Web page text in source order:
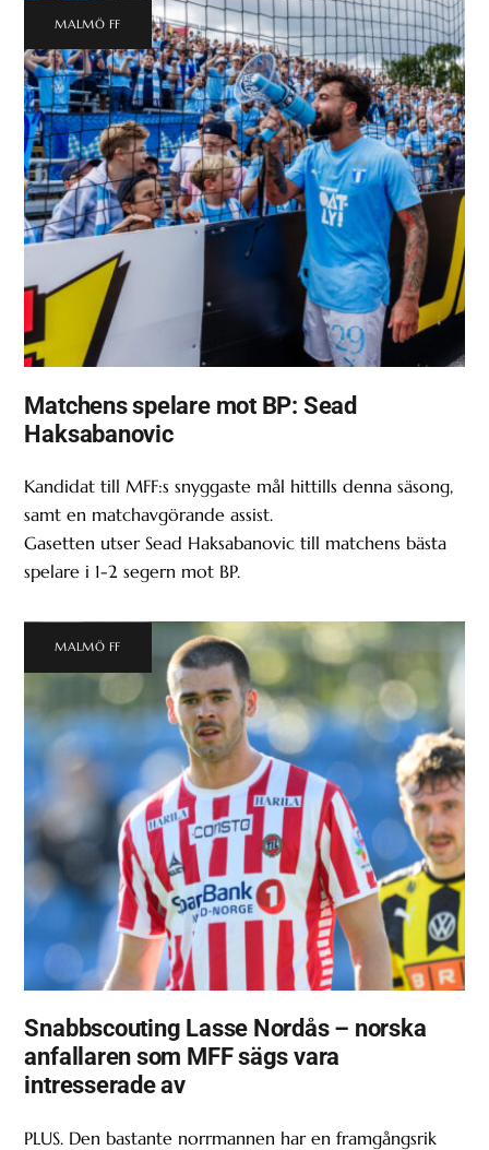
MALMÖ FF
Matchens spelare mot BP: Sead
Haksabanovic
Kandidat till MFF:s snyggaste mål hittills denna säsong,
samt en matchavgörande assist.
Gasetten utser Sead Haksabanovic till matchens bästa
spelare i 1-2 segern mot BP.
MALMÖ FF
Snabbscouting Lasse Nordås – norska
anfallaren som MFF sägs vara
intresserade av
PLUS. Den bastante norrmannen har en framgångsrik